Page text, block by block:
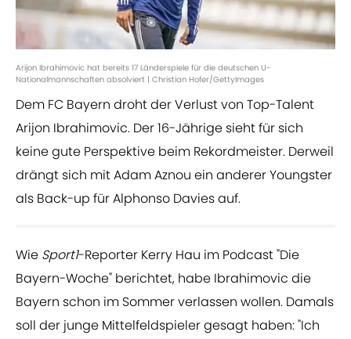
Arijon Ibrahimovic hat bereits 17 Länderspiele für die deutschen U-
Nationalmannschaften absolviert | Christian Hofer/GettyImages
Dem FC Bayern droht der Verlust von Top-Talent
Arijon Ibrahimovic. Der 16-Jährige sieht für sich
keine gute Perspektive beim Rekordmeister. Derweil
drängt sich mit Adam Aznou ein anderer Youngster
als Back-up für Alphonso Davies auf.
Wie Sport1-Reporter Kerry Hau im Podcast "Die
Bayern-Woche" berichtet, habe Ibrahimovic die
Bayern schon im Sommer verlassen wollen. Damals
soll der junge Mittelfeldspieler gesagt haben: "Ich